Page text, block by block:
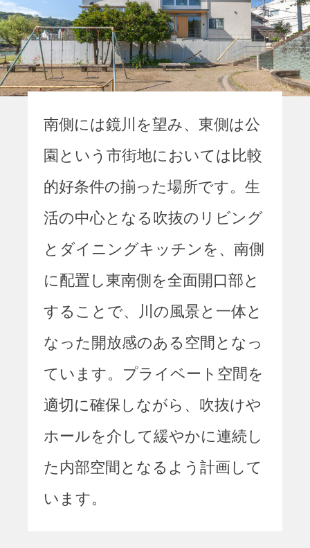
南側には鏡川を望み、東側は公
園という市街地においては比較
的好条件の揃った場所です。生
活の中心となる吹抜のリビング
とダイニングキッチンを、南側
に配置し東南側を全面開口部と
することで、川の風景と一体と
なった開放感のある空間となっ
ています。プライベート空間を
適切に確保しながら、吹抜けや
ホールを介して緩やかに連続し
た内部空間となるよう計画して
います。